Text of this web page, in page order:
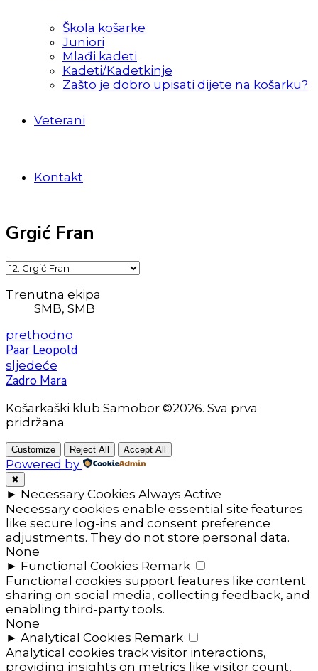
Škola košarke
Juniori
Mlađi kadeti
Kadeti/Kadetkinje
Zašto je dobro upisati dijete na košarku?
Veterani
Kontakt
Grgić Fran
Trenutna ekipa
SMB, SMB
prethodno
Paar Leopold
sljedeće
Zadro Mara
Košarkaški klub Samobor ©2026. Sva prva
pridržana
Customize Reject All Accept All
Powered by
✖
► Necessary Cookies Always Active
Necessary cookies enable essential site features
like secure log-ins and consent preference
adjustments. They do not store personal data.
None
► Functional Cookies Remark
Functional cookies support features like content
sharing on social media, collecting feedback, and
enabling third-party tools.
None
► Analytical Cookies Remark
Analytical cookies track visitor interactions,
providing insights on metrics like visitor count,